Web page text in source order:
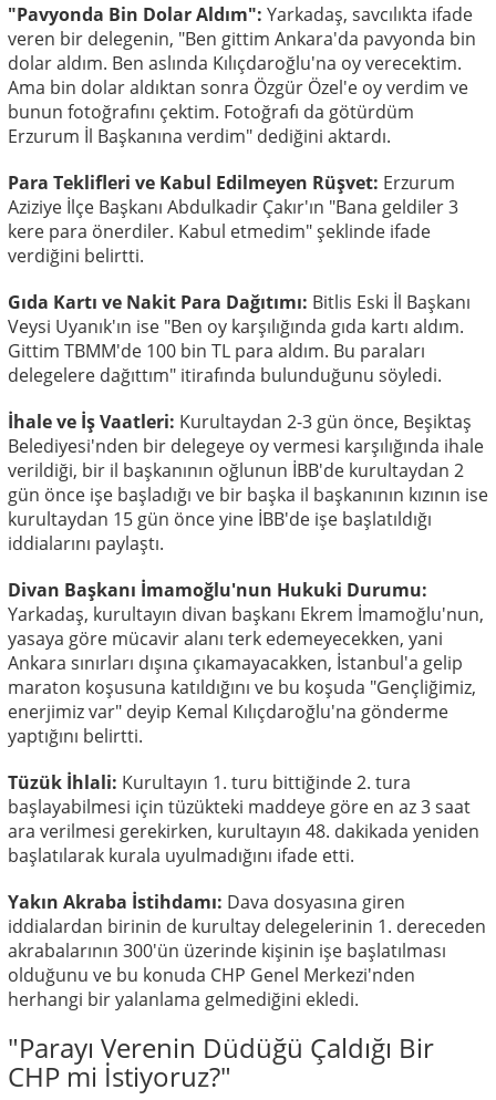
"Pavyonda Bin Dolar Aldım": Yarkadaş, savcılıkta ifade
veren bir delegenin, "Ben gittim Ankara'da pavyonda bin
dolar aldım. Ben aslında Kılıçdaroğlu'na oy verecektim.
Ama bin dolar aldıktan sonra Özgür Özel'e oy verdim ve
bunun fotoğrafını çektim. Fotoğrafı da götürdüm
Erzurum İl Başkanına verdim" dediğini aktardı.
Para Teklifleri ve Kabul Edilmeyen Rüşvet: Erzurum
Aziziye İlçe Başkanı Abdulkadir Çakır'ın "Bana geldiler 3
kere para önerdiler. Kabul etmedim" şeklinde ifade
verdiğini belirtti.
Gıda Kartı ve Nakit Para Dağıtımı: Bitlis Eski İl Başkanı
Veysi Uyanık'ın ise "Ben oy karşılığında gıda kartı aldım.
Gittim TBMM'de 100 bin TL para aldım. Bu paraları
delegelere dağıttım" itirafında bulunduğunu söyledi.
İhale ve İş Vaatleri: Kurultaydan 2-3 gün önce, Beşiktaş
Belediyesi'nden bir delegeye oy vermesi karşılığında ihale
verildiği, bir il başkanının oğlunun İBB'de kurultaydan 2
gün önce işe başladığı ve bir başka il başkanının kızının ise
kurultaydan 15 gün önce yine İBB'de işe başlatıldığı
iddialarını paylaştı.
Divan Başkanı İmamoğlu'nun Hukuki Durumu:
Yarkadaş, kurultayın divan başkanı Ekrem İmamoğlu'nun,
yasaya göre mücavir alanı terk edemeyecekken, yani
Ankara sınırları dışına çıkamayacakken, İstanbul'a gelip
maraton koşusuna katıldığını ve bu koşuda "Gençliğimiz,
enerjimiz var" deyip Kemal Kılıçdaroğlu'na gönderme
yaptığını belirtti.
Tüzük İhlali: Kurultayın 1. turu bittiğinde 2. tura
başlayabilmesi için tüzükteki maddeye göre en az 3 saat
ara verilmesi gerekirken, kurultayın 48. dakikada yeniden
başlatılarak kurala uyulmadığını ifade etti.
Yakın Akraba İstihdamı: Dava dosyasına giren
iddialardan birinin de kurultay delegelerinin 1. dereceden
akrabalarının 300'ün üzerinde kişinin işe başlatılması
olduğunu ve bu konuda CHP Genel Merkezi'nden
herhangi bir yalanlama gelmediğini ekledi.
"Parayı Verenin Düdüğü Çaldığı Bir
CHP mi İstiyoruz?"